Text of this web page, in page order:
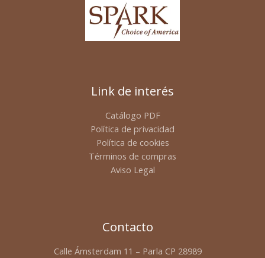
Link de interés
Catálogo PDF
Política de privacidad
Política de cookies
Términos de compras
Aviso Legal
Contacto
Calle Ámsterdam 11 – Parla CP 28989